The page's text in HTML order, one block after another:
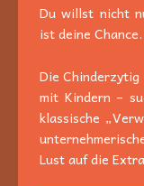
Du willst nicht
ist deine Chance.
Die
mit Kindern –
klassische
Lust auf die